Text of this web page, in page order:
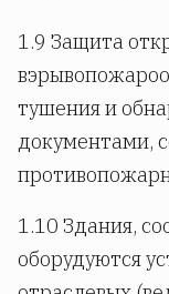
1.9 Защита
тушения и
документами,
1.10 Здания,
оборудуются